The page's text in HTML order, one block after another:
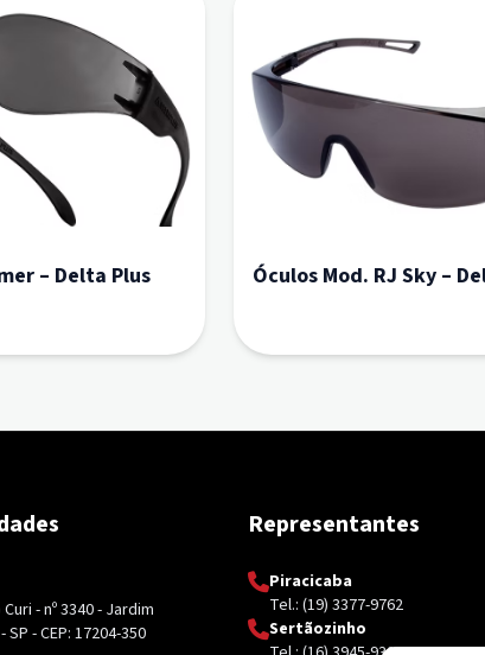
– Delta Plus Óculos Mod. RJ Sky –
- nº 3340 - Jardim
- CEP: 17204-350
Representantes
Piracicaba
Tel.: (19) 3377-9762
Sertãozinho